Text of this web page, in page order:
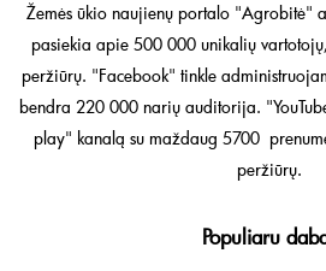
Žemės ūkio naujienų portalo "Agrobitė"
pasiekia apie 500 000 unikalių
peržiūrų. "Facebook" tinkle
bendra 220 000 narių auditorija.
play" kanalą su maždaug 5700
peržiūrų.
Populiaru